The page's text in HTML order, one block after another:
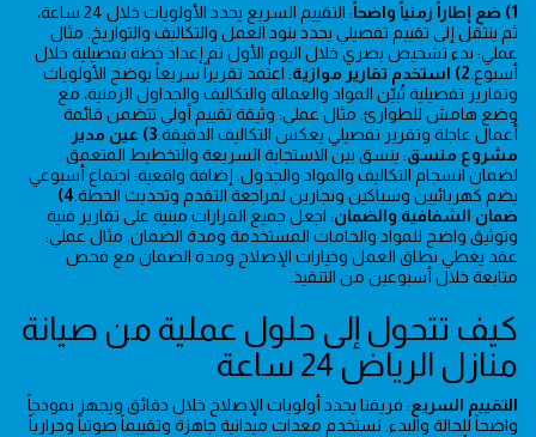
1) ضع إطاراً زمنياً واضحاً
: التقييم السريع يحدد الأولويات خلال 24 ساعة،
ثم ينتقل إلى تقييم تفصيلي يحدد بنود العمل والتكاليف والتواريخ. مثال
عملي: بدء تشخيص بصري خلال اليوم الأول ثم إعداد خطة تفصيلية خلال
أسبوع. 2) استخدم تقارير موازية
: اعتمد تقريراً سريعاً يوضح الأولويات
وتقارير تفصيلية تُبيّن المواد والعمالة والتكاليف والجداول الزمنية، مع
وضع هامش للطوارئ. مثال عملي: وثيقة تقييم أولي تتضمن قائمة
أعمال عاجلة وتقرير تفصيلي يعكس التكاليف الدقيقة.
3) عين مدير
مشروع منسق: ينسق بين الاستجابة السريعة والتخطيط المتعمق
لضمان انسجام التكاليف والمواد والجدول. إضافة واقعية: اجتماع أسبوعي
يضم كهربائيين وسباكين ونجارين لمراجعة التقدم وتحديث الخطة.
4)
ضمان الشفافية والضمان: اجعل جميع القرارات مبنية على تقارير فنية
وتوثيق واضح للمواد والخامات المستخدمة ومدة الضمان. مثال عملي:
عقد يغطي نطاق العمل وخيارات الإصلاح ومدة الضمان مع فحص
متابعة خلال أسبوعين من التنفيذ.
كيف تتحول إلى حلول عملية من صيانة
منازل الرياض 24 ساعة
التقييم السريع: فريقنا يحدد أولويات الإصلاح خلال دقائق ويجهز نموذجاً
واضحاً للحالة والبدء. نستخدم معدات ميدانية جاهزة وتقييماً صوتياً وحرارياً